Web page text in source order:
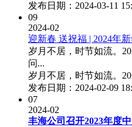
发布日期：2024-03-11
09
2024-02
迎新春 送祝福 | 2024年
岁月不居，时节如流。
问...
岁月不居，时节如流。
发布日期：2024-02-09
07
2024-02
丰海公司召开2023年度